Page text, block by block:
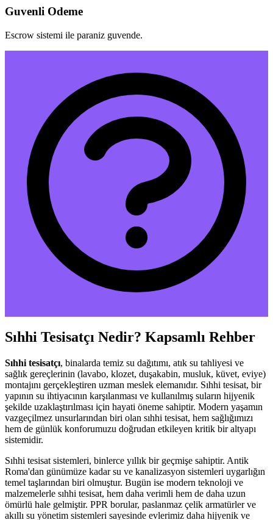
Guvenli Odeme
Escrow sistemi ile paraniz guvende.
Sıhhi Tesisatçı Nedir? Kapsamlı Rehber
Sıhhi tesisatçı, binalarda temiz su dağıtımı, atık su tahliyesi ve
sağlık gereçlerinin (lavabo, klozet, duşakabin, musluk, küvet, eviye)
montajını gerçekleştiren uzman meslek elemanıdır. Sıhhi tesisat, bir
yapının su ihtiyacının karşılanması ve kullanılmış suların hijyenik
şekilde uzaklaştırılması için hayati öneme sahiptir. Modern yaşamın
vazgeçilmez unsurlarından biri olan sıhhi tesisat, hem sağlığımızı
hem de günlük konforumuzu doğrudan etkileyen kritik bir altyapı
sistemidir.
Sıhhi tesisat sistemleri, binlerce yıllık bir geçmişe sahiptir. Antik
Roma'dan günümüze kadar su ve kanalizasyon sistemleri uygarlığın
temel taşlarından biri olmuştur. Bugün ise modern teknoloji ve
malzemelerle sıhhi tesisat, hem daha verimli hem de daha uzun
ömürlü hale gelmiştir. PPR borular, paslanmaz çelik armatürler ve
akıllı su yönetim sistemleri sayesinde evlerimiz daha hijyenik ve